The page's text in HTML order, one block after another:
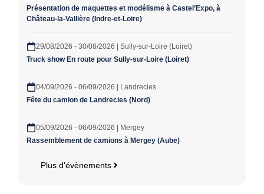
Présentation de maquettes et modélisme à Castel’Expo, à
Château-la-Vallière (Indre-et-Loire)
29/08/2026 - 30/08/2026 | Sully-sur-Loire (Loiret)
Truck show En route pour Sully-sur-Loire (Loiret)
04/09/2026 - 06/09/2026 | Landrecies
Fête du camion de Landrecies (Nord)
05/09/2026 - 06/09/2026 | Mergey
Rassemblement de camions à Mergey (Aube)
Plus d'évènements